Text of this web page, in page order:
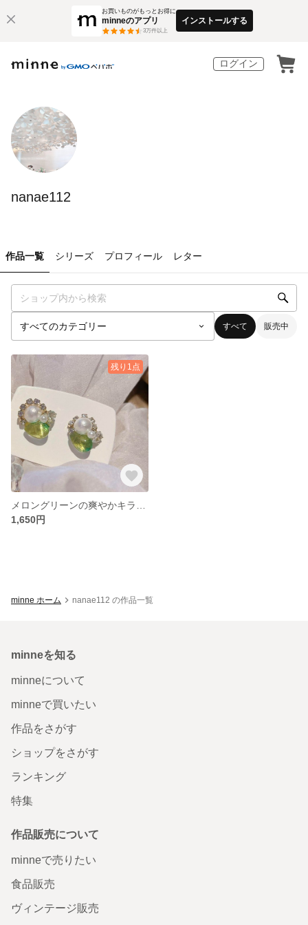
お買いものがもっとお得に
minneのアプリ
3万件以上
インストールする
ログイン
nanae112
作品一覧 シリーズ プロフィール レター
すべて 販売中
残り1点
1,650円
minne ホーム nanae112 の作品一覧
minneを知る
minneについて
minneで買いたい
作品をさがす
ショップをさがす
ランキング
特集
作品販売について
minneで売りたい
食品販売
ヴィンテージ販売